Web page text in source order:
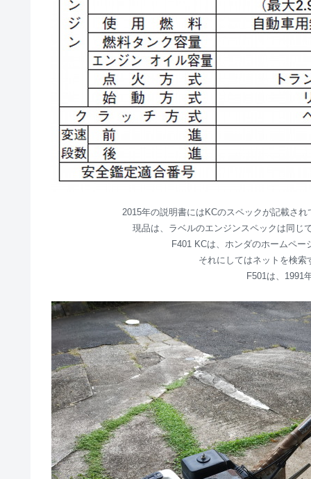
2015年の説明書にはKCのスペックが記載さ
現品は、ラベルのエンジンスペックは同じ
F401 KCは、ホンダのホームペ
それにしてはネットを検
F501は、1991